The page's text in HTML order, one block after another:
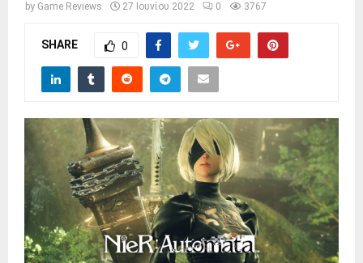
by Game Reviews 27 Ιουνίου 2022 0 3767
SHARE 0